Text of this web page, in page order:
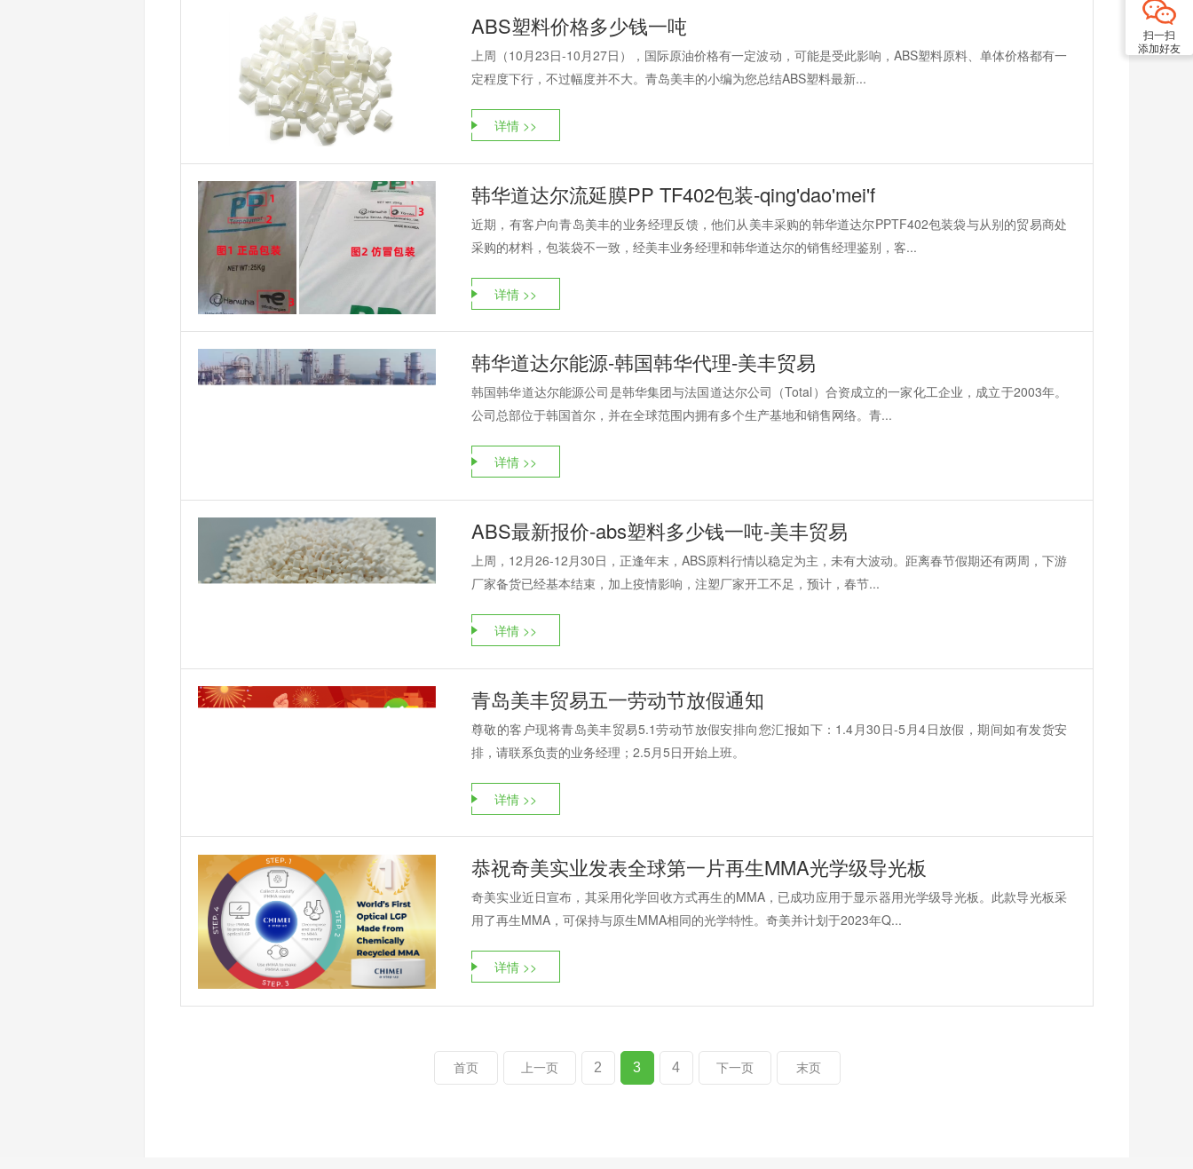
ABS塑料价格多少钱一吨
上周（10月23日-10月27日），国际原油价格有一定波动，可能是受此影响，ABS塑料原料、单体价格都有一
定程度下行，不过幅度并不大。青岛美丰的小编为您总结ABS塑料最新...
详情 >>
韩华道达尔流延膜PP TF402包装-qing'dao'mei'f
近期，有客户向青岛美丰的业务经理反馈，他们从美丰采购的韩华道达尔PPTF402包装袋与从别的贸易商处
采购的材料，包装袋不一致，经美丰业务经理和韩华道达尔的销售经理鉴别，客...
详情 >>
韩华道达尔能源-韩国韩华代理-美丰贸易
韩国韩华道达尔能源公司是韩华集团与法国道达尔公司（Total）合资成立的一家化工企业，成立于2003年。
公司总部位于韩国首尔，并在全球范围内拥有多个生产基地和销售网络。青...
详情 >>
ABS最新报价-abs塑料多少钱一吨-美丰贸易
上周，12月26-12月30日，正逢年末，ABS原料行情以稳定为主，未有大波动。距离春节假期还有两周，下游
厂家备货已经基本结束，加上疫情影响，注塑厂家开工不足，预计，春节...
详情 >>
青岛美丰贸易五一劳动节放假通知
尊敬的客户现将青岛美丰贸易5.1劳动节放假安排向您汇报如下：1.4月30日-5月4日放假，期间如有发货安
排，请联系负责的业务经理；2.5月5日开始上班。
详情 >>
恭祝奇美实业发表全球第一片再生MMA光学级导光板
奇美实业近日宣布，其采用化学回收方式再生的MMA，已成功应用于显示器用光学级导光板。此款导光板采
用了再生MMA，可保持与原生MMA相同的光学特性。奇美并计划于2023年Q...
详情 >>
首页 上一页 2 3 4 下一页 末页
扫一扫
添加好友